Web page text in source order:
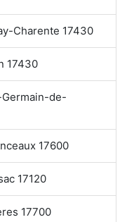
Charente 17430
17430
de-
17600
17120
17700